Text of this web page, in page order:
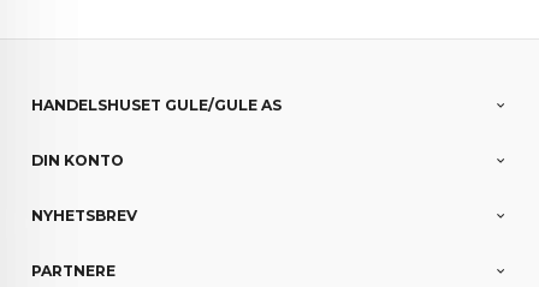
HANDELSHUSET GULE/GULE AS
DIN KONTO
NYHETSBREV
PARTNERE